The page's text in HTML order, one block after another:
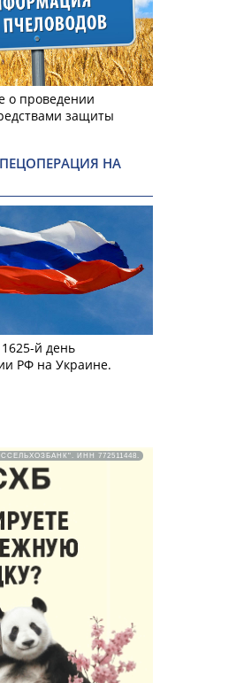
о проведении
защиты
НА
й день
РФ на Украине.
ИНН 772511448.